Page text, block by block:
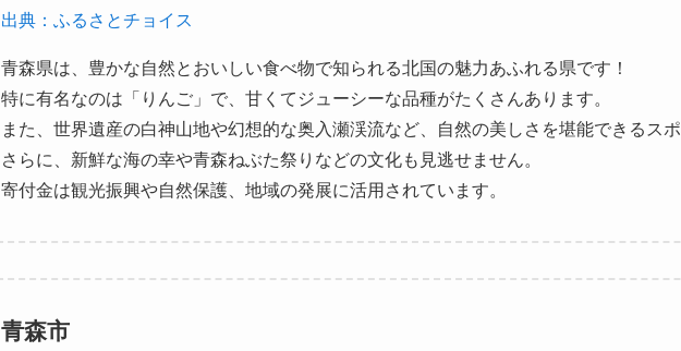
出典：ふるさとチョイス
青森県は、豊かな自然とおいしい食べ物で知られる北国の魅力あふれる県です！
特に有名なのは「りんご」で、甘くてジューシーな品種がたくさんあります。
また、世界遺産の白神山地や幻想的な奥入瀬渓流など、自然の美しさを堪能できるス
さらに、新鮮な海の幸や青森ねぶた祭りなどの文化も見逃せません。
寄付金は観光振興や自然保護、地域の発展に活用されています。
青森市